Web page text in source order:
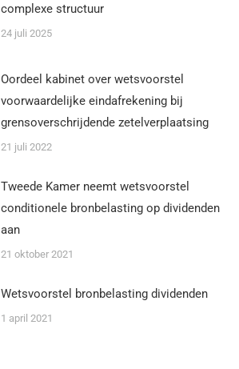
complexe structuur
24 juli 2025
Oordeel kabinet over wetsvoorstel
voorwaardelijke eindafrekening bij
grensoverschrijdende zetelverplaatsing
21 juli 2022
Tweede Kamer neemt wetsvoorstel
conditionele bronbelasting op dividenden
aan
21 oktober 2021
Wetsvoorstel bronbelasting dividenden
1 april 2021